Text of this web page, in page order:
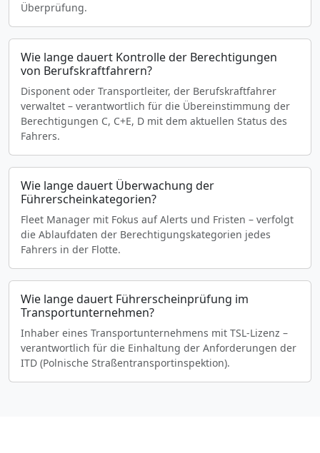
Überprüfung.
Wie lange dauert Kontrolle der Berechtigungen
von Berufskraftfahrern?
Disponent oder Transportleiter, der Berufskraftfahrer
verwaltet – verantwortlich für die Übereinstimmung der
Berechtigungen C, C+E, D mit dem aktuellen Status des
Fahrers.
Wie lange dauert Überwachung der
Führerscheinkategorien?
Fleet Manager mit Fokus auf Alerts und Fristen – verfolgt
die Ablaufdaten der Berechtigungskategorien jedes
Fahrers in der Flotte.
Wie lange dauert Führerscheinprüfung im
Transportunternehmen?
Inhaber eines Transportunternehmens mit TSL-Lizenz –
verantwortlich für die Einhaltung der Anforderungen der
ITD (Polnische Straßentransportinspektion).